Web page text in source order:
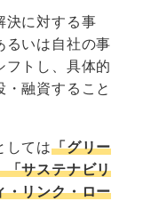
決に対する事
るいは自社の事
フトし、具体的
融資すること
しては「グリー
「サステナビリ
・リンク・ロー